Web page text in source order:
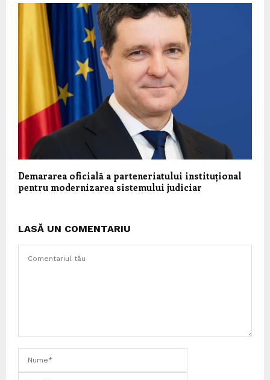
Demararea oficială a parteneriatului instituțional
pentru modernizarea sistemului judiciar
LASĂ UN COMENTARIU